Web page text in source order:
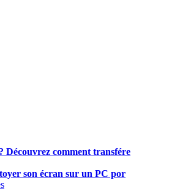
Découvrez comment transfére
son écran sur un PC por